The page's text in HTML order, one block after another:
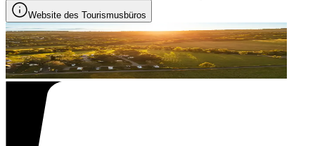
Website des Tourismusbüros